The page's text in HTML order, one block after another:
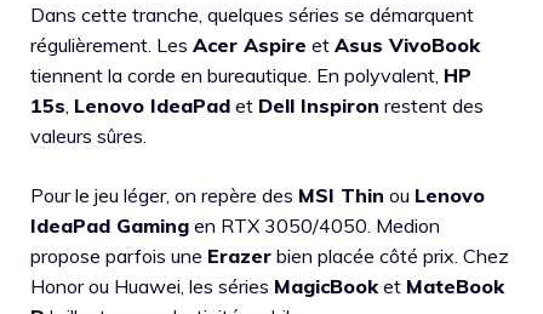
Dans cette tranche, quelques séries se démarquent
régulièrement. Les Acer Aspire et Asus VivoBook
tiennent la corde en bureautique. En polyvalent, HP
15s Lenovo IdeaPad et Dell Inspiron restent des
valeurs sûres.
Pour le jeu léger, on repère des MSI Thin ou Lenovo
IdeaPad Gaming en RTX 3050/4050. Medion
propose parfois une Erazer bien placée côté prix. Chez
Honor ou Huawei, les séries MagicBook et MateBook